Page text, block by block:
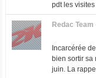
pdt les
Redac Team
Incarcérée
bien sortir sa
juin. La